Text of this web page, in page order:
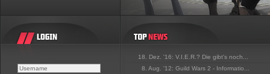
18. Dez. '16: V.I.E.R.? Die gibt's noch...
8. Aug. '12: Guild Wars 2 - Informatio...